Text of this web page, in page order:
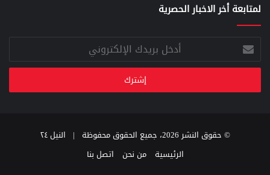
لمتابعة أخر الاخبار الحصرية
أدخل
بريدك
الإلكتروني
© حقوق النشر 2026، جميع الحقوق محفوظة |
النيل ٢٤
الرئيسية
من نحن اتصل بنا